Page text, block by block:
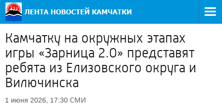
Камчатку на окружных этапах
игры «Зарница 2.0» представят
ребята из Елизовского округа и
Вилючинска
1 июня 2026, 17:30 СМИ